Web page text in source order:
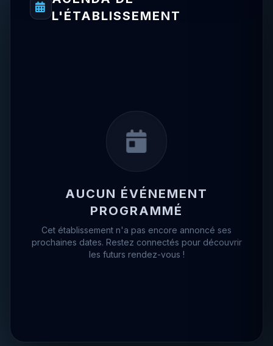
L'ÉTABLISSEMENT
AUCUN ÉVÉNEMENT
PROGRAMMÉ
Cet établissement n'a pas encore annoncé ses
prochaines dates. Restez connectés pour découvrir
les futurs rendez-vous !